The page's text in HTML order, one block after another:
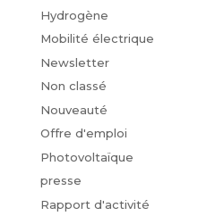
Hydrogène
Mobilité électrique
Newsletter
Non classé
Nouveauté
Offre d'emploi
Photovoltaïque
presse
Rapport d'activité